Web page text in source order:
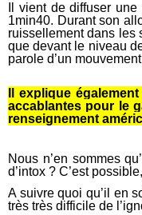
Il vient de diffuser
1min40. Durant son
ruissellement dans les
que devant le niveau
parole d’un
Il explique
accablantes pour le
renseignement
Nous n’en sommes
d’intox ? C’est
A suivre quoi qu’il en
très très difficile de